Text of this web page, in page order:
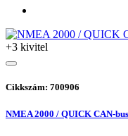
+3 kivitel
Cikkszám: 700906
NMEA 2000 / QUICK CAN-